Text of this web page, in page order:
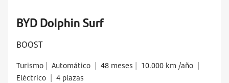
BYD Dolphin Surf
BOOST
Turismo | Automático | 48 meses | 10.000 km /año |
Eléctrico | 4 plazas